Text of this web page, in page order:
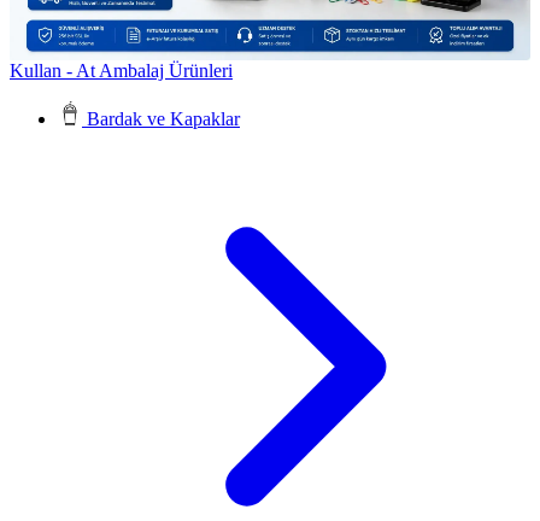
Kullan - At Ambalaj Ürünleri
Bardak ve Kapaklar